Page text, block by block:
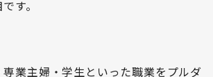
す。
業主婦・学生といった職業をプルダ